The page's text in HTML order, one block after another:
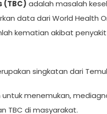
(TBC) adalah masalah
data dari World Health
kematian akibat
singkatan dari
menemukan,
TBC di masyarakat.